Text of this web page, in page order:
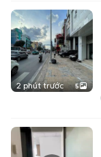
2 phút trước 5